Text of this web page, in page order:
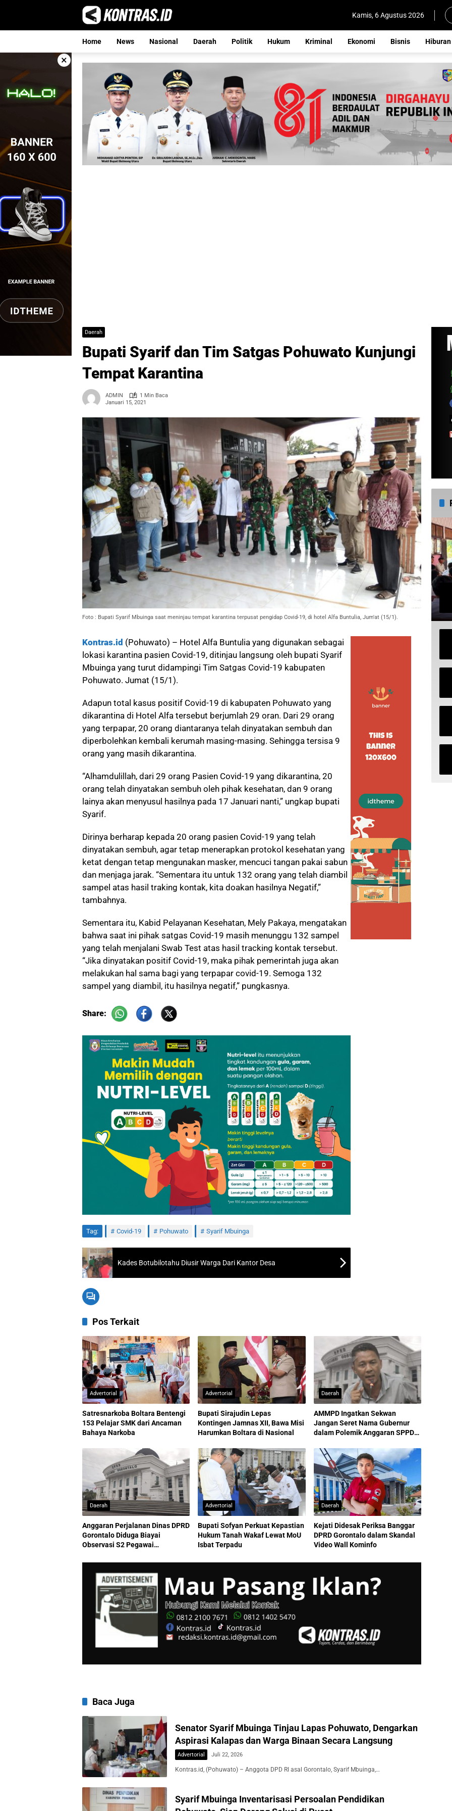
Kamis, 6 Agustus 2026
Home News Nasional Daerah Politik Hukum Kriminal Ekonomi Bisnis Hiburan
×
Daerah
Bupati Syarif dan Tim Satgas Pohuwato Kunjungi
Tempat Karantina
ADMIN
1 Min Baca
Januari 15, 2021
Foto : Bupati Syarif Mbuinga saat meninjau tempat karantina terpusat pengidap Covid-19, di hotel Alfa Buntulia, Jum'at (15/1).
Kontras.id (Pohuwato) – Hotel Alfa Buntulia yang digunakan sebagai
lokasi karantina pasien Covid-19, ditinjau langsung oleh bupati Syarif
Mbuinga yang turut didampingi Tim Satgas Covid-19 kabupaten
Pohuwato. Jumat (15/1).
Adapun total kasus positif Covid-19 di kabupaten Pohuwato yang
dikarantina di Hotel Alfa tersebut berjumlah 29 oran. Dari 29 orang
yang terpapar, 20 orang diantaranya telah dinyatakan sembuh dan
diperbolehkan kembali kerumah masing-masing. Sehingga tersisa 9
orang yang masih dikarantina.
“Alhamdulillah, dari 29 orang Pasien Covid-19 yang dikarantina, 20
orang telah dinyatakan sembuh oleh pihak kesehatan, dan 9 orang
lainya akan menyusul hasilnya pada 17 Januari nanti,” ungkap bupati
Syarif.
Dirinya berharap kepada 20 orang pasien Covid-19 yang telah
dinyatakan sembuh, agar tetap menerapkan protokol kesehatan yang
ketat dengan tetap mengunakan masker, mencuci tangan pakai sabun
dan menjaga jarak. “Sementara itu untuk 132 orang yang telah diambil
sampel atas hasil traking kontak, kita doakan hasilnya Negatif,”
tambahnya.
Sementara itu, Kabid Pelayanan Kesehatan, Mely Pakaya, mengatakan
bahwa saat ini pihak satgas Covid-19 masih menunggu 132 sampel
yang telah menjalani Swab Test atas hasil tracking kontak tersebut.
“Jika dinyatakan positif Covid-19, maka pihak pemerintah juga akan
melakukan hal sama bagi yang terpapar covid-19. Semoga 132
sampel yang diambil, itu hasilnya negatif,” pungkasnya.
Share:
Tag: Covid-19 Pohuwato Syarif Mbuinga
Kades Botubilotahu Diusir Warga Dari Kantor Desa
Pos Terkait
Advertorial
Satresnarkoba Boltara Bentengi
153 Pelajar SMK dari Ancaman
Bahaya Narkoba
Advertorial
Bupati Sirajudin Lepas
Kontingen Jamnas XII, Bawa Misi
Harumkan Boltara di Nasional
Daerah
AMMPD Ingatkan Sekwan
Jangan Seret Nama Gubernur
dalam Polemik Anggaran SPPD
Daerah
Anggaran Perjalanan Dinas DPRD
Gorontalo Diduga Biayai
Observasi S2 Pegawai
Advertorial
Bupati Sofyan Perkuat Kepastian
Hukum Tanah Wakaf Lewat MoU
Isbat Terpadu
Daerah
Kejati Didesak Periksa Banggar
DPRD Gorontalo dalam Skandal
Video Wall Kominfo
Baca Juga
Senator Syarif Mbuinga Tinjau Lapas Pohuwato, Dengarkan
Aspirasi Kalapas dan Warga Binaan Secara Langsung
Advertorial Juli 22, 2026
Kontras.id, (Pohuwato) – Anggota DPD RI asal Gorontalo, Syarif Mbuinga,…
Syarif Mbuinga Inventarisasi Persoalan Pendidikan